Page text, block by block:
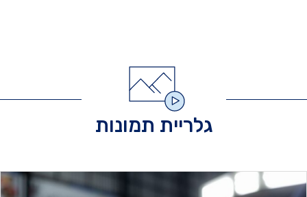
גלריית תמונות